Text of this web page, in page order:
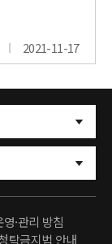
2021-11-17
·관리 방침
탁금지법 안내